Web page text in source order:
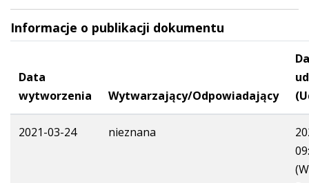
Informacje o publikacji dokumentu
Data
wytworzenia
Wytwarzający/Odpowiadający
2021-03-24 nieznana